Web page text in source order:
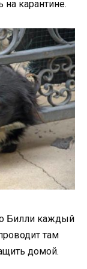
карантине.
Билли каждый
там
домой.